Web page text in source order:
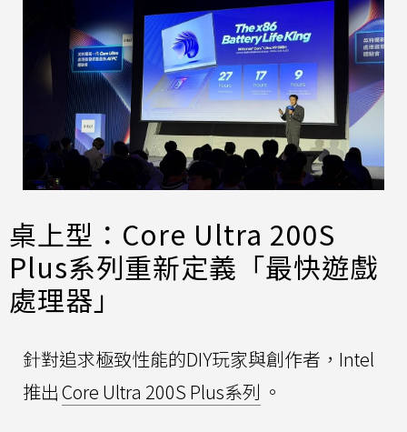
桌上型：Core Ultra 200S
Plus系列重新定義「最快遊戲
處理器」
針對追求極致性能的DIY玩家與創作者，Intel
推出Core Ultra 200S Plus系列 。